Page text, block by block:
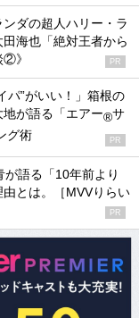
ダの超人ハリー・ラ
海也「絶対王者から
②》
PR
パ”がいい！」箱根の
が語る「エアー®サ
グ術 PR
語る「10年前より
とは。［MVVりらい
PR